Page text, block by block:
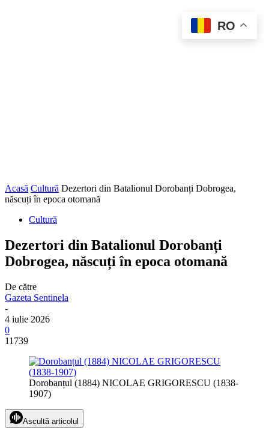
Acasă Cultură Dezertori din Batalionul Dorobanți Dobrogea,
născuți în epoca otomană
Cultură
Dezertori din Batalionul Dorobanți
Dobrogea, născuți în epoca otomană
De către
Gazeta Sentinela
-
4 iulie 2026
0
11739
Dorobanțul (1884) NICOLAE GRIGORESCU (1838-
1907)
Ascultă articolul
RO